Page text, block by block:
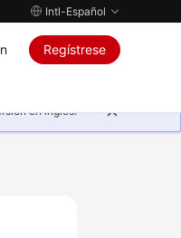
Intl-Español
Regístrese
en inglés.